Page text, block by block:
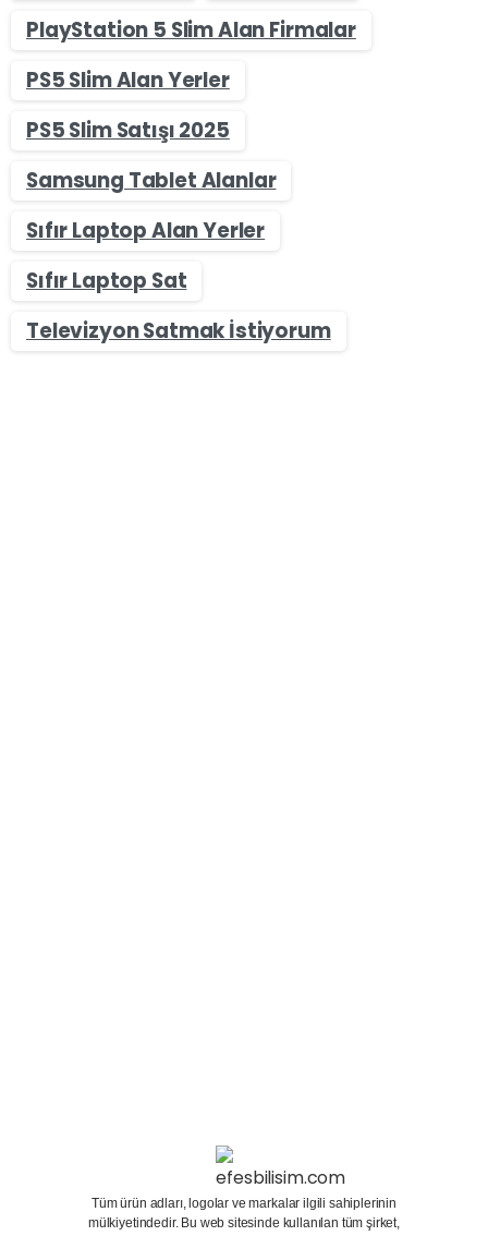
PlayStation 5 Slim Alan Firmalar
PS5 Slim Alan Yerler
PS5 Slim Satışı 2025
Samsung Tablet Alanlar
Sıfır Laptop Alan Yerler
Sıfır Laptop Sat
Televizyon Satmak İstiyorum
Tüm ürün adları, logolar ve markalar ilgili sahiplerinin
mülkiyetindedir. Bu web sitesinde kullanılan tüm şirket,